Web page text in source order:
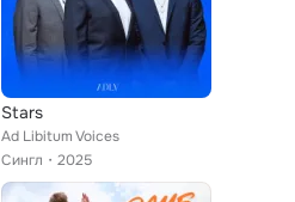
Stars
Ad Libitum Voices
Сингл
2025